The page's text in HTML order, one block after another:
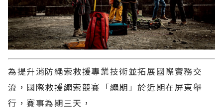
為提升消防繩索救援專業技術並拓展國際實務交
流，國際救援繩索競賽「繩期」於近期在屏東舉
行，賽事為期三天，